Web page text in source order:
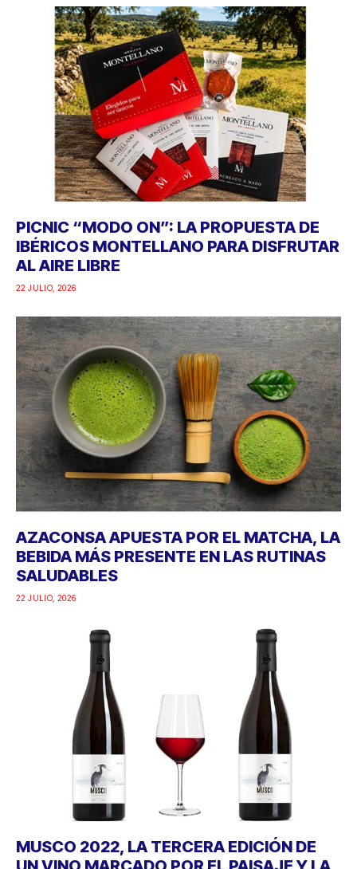
PICNIC “MODO ON”: LA PROPUESTA DE
IBÉRICOS MONTELLANO PARA DISFRUTAR
AL AIRE LIBRE
22 JULIO, 2026
AZACONSA APUESTA POR EL MATCHA, LA
BEBIDA MÁS PRESENTE EN LAS RUTINAS
SALUDABLES
22 JULIO, 2026
MUSCO 2022, LA TERCERA EDICIÓN DE